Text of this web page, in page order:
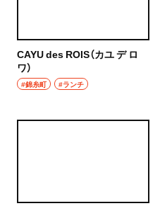
CAYU des ROIS（カユ デ ロ
ワ）
#錦糸町 #ランチ